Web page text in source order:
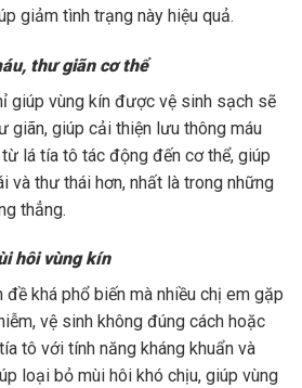
giảm tình trạng này hiệu quả.
thư giãn cơ thể
giúp vùng kín được vệ sinh sạch sẽ
giãn, giúp cải thiện lưu thông máu
lá tía tô tác động đến cơ thể, giúp
và thư thái hơn, nhất là trong những
thẳng.
hôi vùng kín
đề khá phổ biến mà nhiều chị em gặp
vệ sinh không đúng cách hoặc
tô với tính năng kháng khuẩn và
loại bỏ mùi hôi khó chịu, giúp vùng